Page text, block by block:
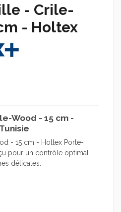
- Crile-
- Holtex
Wood - 15 cm -
- 15 cm - Holtex Porte-
pour un contrôle optimal
délicates.